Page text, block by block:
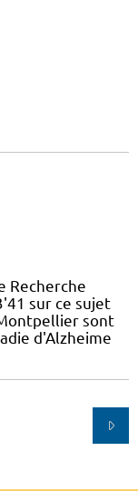
Recherche
sur ce sujet
sont
d'Alzheime